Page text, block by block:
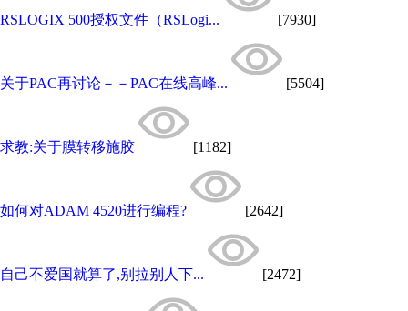
RSLOGIX 500授权文件（RSLogi... [7930]
关于PAC再讨论－－PAC在线高峰... [5504]
求教:关于膜转移施胶 [1182]
如何对ADAM 4520进行编程? [2642]
自己不爱国就算了,别拉别人下... [2472]